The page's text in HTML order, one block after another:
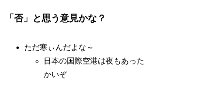
「否」と思う意見かな？
ただ寒ぃんだよな～
日本の国際空港は夜もあった
かいぞ